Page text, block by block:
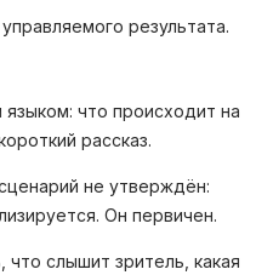
результата.
что происходит на
рассказ.
не утверждён:
Он первичен.
слышит зритель, какая